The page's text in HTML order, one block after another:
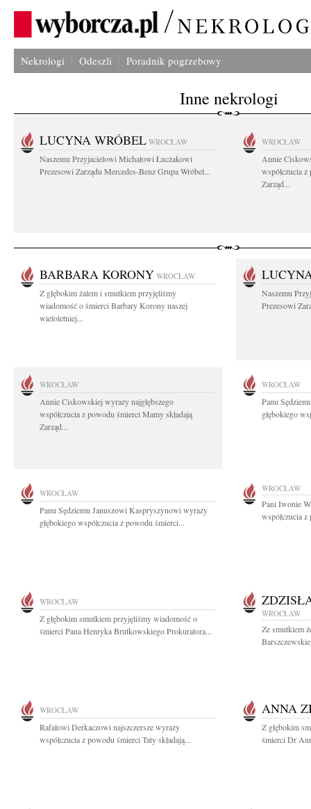
Nekrologi Odeszli Poradnik pogrzebowy
Inne nekrologi
LUCYNA WRÓBEL WROCŁAW
Naszemu Przyjacielowi Michałowi Łuczakowi
Prezesowi Zarządu Mercedes-Benz Grupa Wróbel...
WROCŁAW
Annie
współczucia
Zarząd...
BARBARA KORONY WROCŁAW
Z głębokim żalem i smutkiem przyjęliśmy
wiadomość o śmierci Barbary Korony naszej
wieloletniej...
Naszemu
Prezesowi
WROCŁAW
Annie Ciskowskiej wyrazy najgłębszego
współczucia z powodu śmierci Mamy składają
Zarząd...
WROCŁAW
Panu
głębokiego
WROCŁAW
Panu Sędziemu Januszowi Kaspryszynowi wyrazy
głębokiego współczucia z powodu śmierci...
WROCŁAW
Pani Iwonie
współczucia
WROCŁAW
Z głębokim smutkiem przyjęliśmy wiadomość o
śmierci Pana Henryka Brutkowskiego Prokuratora...
WROCŁAW
Ze smutkiem
WROCŁAW
Rafałowi Derkaczowi najszczersze wyrazy
współczucia z powodu śmierci Taty składają...
ANNA
Z głębokim
śmierci Dr